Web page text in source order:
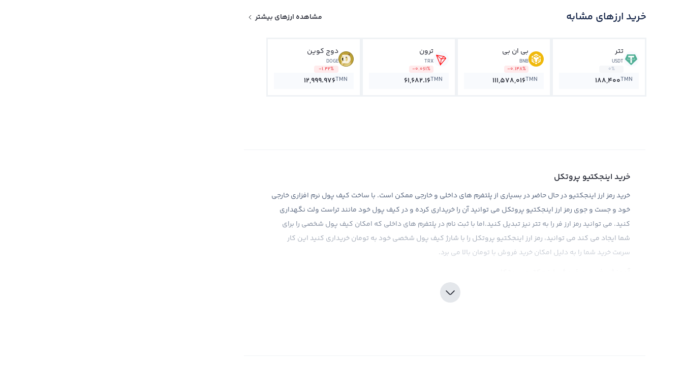
خرید ارزهای مشابه مشاهده ارزهای بیشتر
تتر
USDT
0%
188,400TMN
بی ان بی
BNB
-0.148%
111,578,016TMN
ترون
TRX
-0.061%
61,682.16TMN
دوج کوین
DOGE
-1.42%
12,999.976TMN
خرید اینجکتیو پروتکل
خرید رمز ارز اینجکتیو در حال حاضر در بسیاری از پلتفرم های داخلی و خارجی ممکن است. با ساخت کیف پول نرم افزاری خارجی
خود و جست و جوی رمز ارز اینجکتیو پروتکل می توانید آن را خریداری کرده و در کیف پول خود مانند تراست ولت نگهداری
کنید. می توانید رمز ارز فر را به تتر نیز تبدیل کنید.اما با ثبت نام در پلتفرم های داخلی که امکان کیف پول شخصی را برای
شما ایجاد می کند می توانید، رمز ارز اینجکتیو پروتکل را با شارژ کیف پول شخصی خود به تومان خریداری کنید این کار
سرعت خرید شما را به دلیل امکان خرید فروش با تومان بالا می برد.
آموزش خرید شنتو و سایر ارز های دیجیتال را می‌توانید از صفحه راهنمای خرید ارز دیجیتال رابکس مشاهده کنید برای خرید